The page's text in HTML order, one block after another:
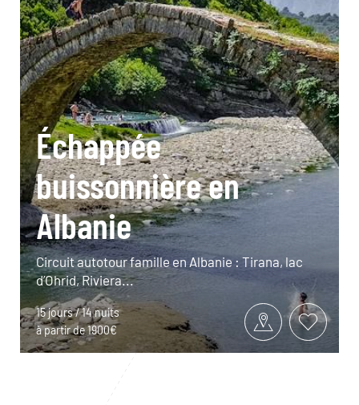
Échappée
buissonnière en
Albanie
Circuit autotour famille en Albanie : Tirana, lac
d’Ohrid, Riviera...
15 jours / 14 nuits
à partir de 1900€